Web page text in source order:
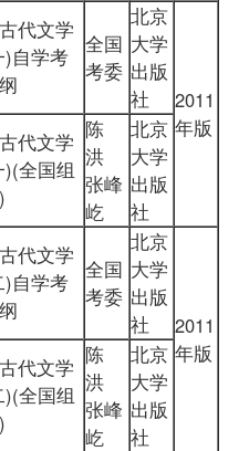
代文学
)自学考
全国
考委
北京
大学
出版
社
2011
年版
代文学
)(全国组
陈
洪
张峰
屹
北京
大学
出版
社
代文学
)自学考
全国
考委
北京
大学
出版
社
2011
年版
代文学
)(全国组
陈
洪
张峰
屹
北京
大学
出版
社